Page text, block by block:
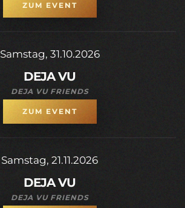
ZUM EVENT
Samstag, 31.10.2026
DEJA VU
DEJA VU FRIENDS
ZUM EVENT
Samstag, 21.11.2026
DEJA VU
DEJA VU FRIENDS